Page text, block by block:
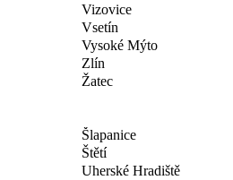
Vizovice
Vsetín
Vysoké Mýto
Zlín
Žatec
Šlapanice
Štětí
Uherské Hradiště